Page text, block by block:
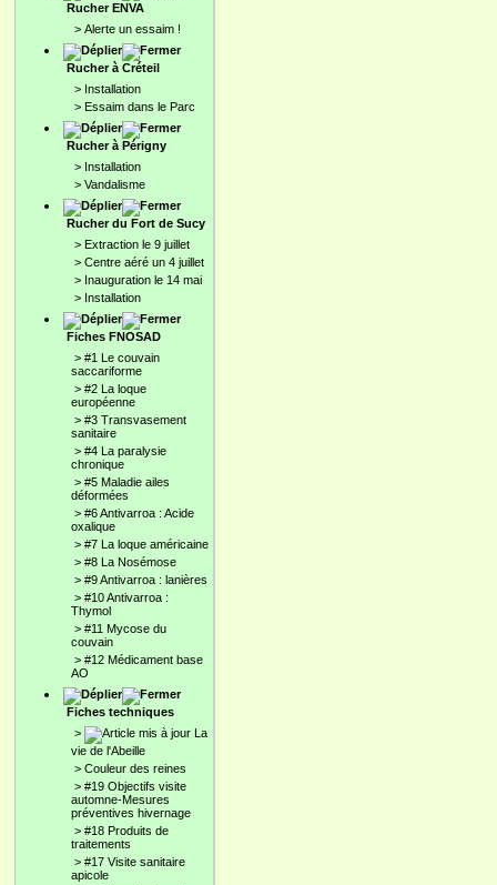
Rucher ENVA
> Alerte un essaim !
Rucher à Créteil
> Installation
> Essaim dans le Parc
Rucher à Périgny
> Installation
> Vandalisme
Rucher du Fort de Sucy
> Extraction le 9 juillet
> Centre aéré un 4 juillet
> Inauguration le 14 mai
> Installation
Fiches FNOSAD
> #1 Le couvain
saccariforme
> #2 La loque
européenne
> #3 Transvasement
sanitaire
> #4 La paralysie
chronique
> #5 Maladie ailes
déformées
> #6 Antivarroa : Acide
oxalique
> #7 La loque américaine
> #8 La Nosémose
> #9 Antivarroa : lanières
> #10 Antivarroa :
Thymol
> #11 Mycose du
couvain
> #12 Médicament base
AO
Fiches techniques
>
La
vie de l'Abeille
> Couleur des reines
> #19 Objectifs visite
automne-Mesures
préventives hivernage
> #18 Produits de
traitements
> #17 Visite sanitaire
apicole